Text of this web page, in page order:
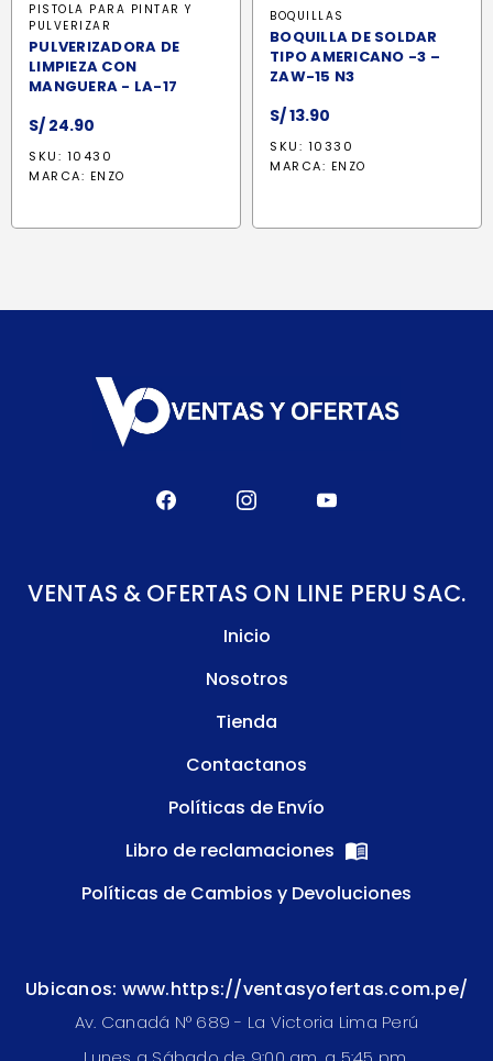
PISTOLA PARA PINTAR Y
PULVERIZAR
PULVERIZADORA DE
LIMPIEZA CON
MANGUERA - LA-17
S/ 24.90
SKU: 10430
MARCA: ENZO
BOQUILLAS
BOQUILLA DE SOLDAR
TIPO AMERICANO -3 –
ZAW-15 N3
S/13.90
SKU: 10330
MARCA: ENZO
VENTAS & OFERTAS ON LINE PERU SAC.
Inicio
Nosotros
Tienda
Contactanos
Políticas de Envío
Libro de reclamaciones
Políticas de Cambios y Devoluciones
Ubicanos: www.https://ventasyofertas.com.pe/
Av. Canadá N° 689 - La Victoria Lima Perú